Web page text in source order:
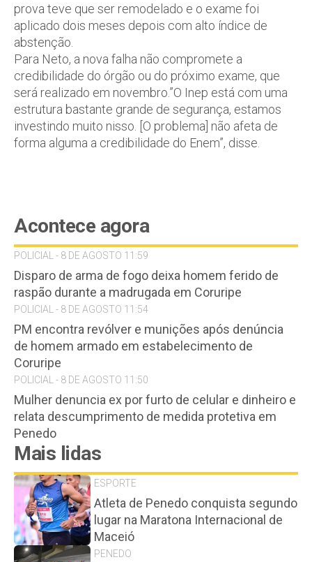
prova teve que ser remodelado e o exame foi
aplicado dois meses depois com alto índice de
abstenção.
Para Neto, a nova falha não compromete a
credibilidade do órgão ou do próximo exame, que
será realizado em novembro.”O Inep está com uma
estrutura bastante grande de segurança, estamos
investindo muito nisso. [O problema] não afeta de
forma alguma a credibilidade do Enem”, disse.
Acontece agora
POLICIAL - 8 DE AGOSTO 11:59
Disparo de arma de fogo deixa homem ferido de
raspão durante a madrugada em Coruripe
POLICIAL - 8 DE AGOSTO 11:54
PM encontra revólver e munições após denúncia
de homem armado em estabelecimento de
Coruripe
POLICIAL - 8 DE AGOSTO 11:50
Mulher denuncia ex por furto de celular e dinheiro e
relata descumprimento de medida protetiva em
Penedo
Mais lidas
ESPORTE
Atleta de Penedo conquista segundo
lugar na Maratona Internacional de
Maceió
PENEDO